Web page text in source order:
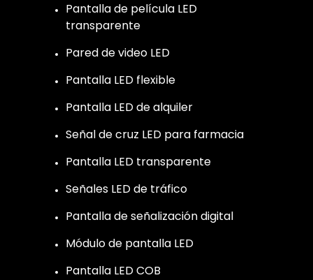
Pantalla de película LED
transparente
Pared de video LED
Pantalla LED flexible
Pantalla LED de alquiler
Señal de cruz LED para farmacia
Pantalla LED transparente
Señales LED de tráfico
Pantalla de señalización digital
Módulo de pantalla LED
Pantalla LED COB